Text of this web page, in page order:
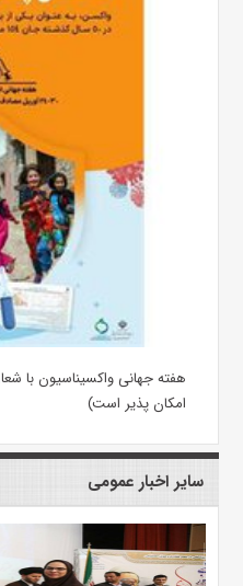
هفته جهانی واکسیناسیون با
امکان پذیر است)
سایر اخبار عمومی